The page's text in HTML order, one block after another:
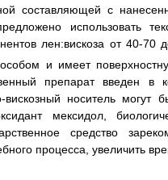
составляющей с
использовать
лен:вискоза от 40-70
и имеет
препарат введен в
вискозный носитель
мексидол,
средство
процесса, увеличить